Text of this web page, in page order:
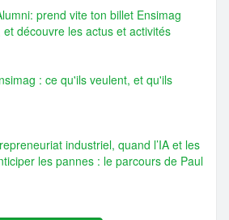
prend vite ton billet Ensimag
découvre les actus et activités
: ce qu'ils veulent, et qu'ils
industriel, quand l’IA et les
les pannes : le parcours de Paul